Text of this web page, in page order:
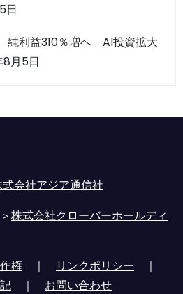
日
純利益310％増へ AI投資拡大
月5日
式会社アジア通信社
株式会社クローバーホールディ
権 ｜ リンクポリシー ｜
｜ お問い合わせ